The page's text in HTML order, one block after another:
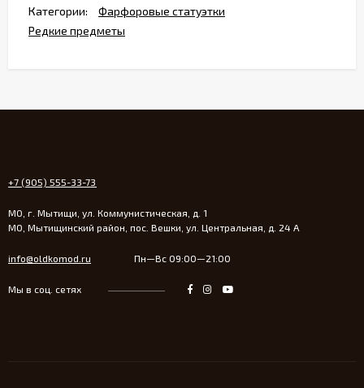
Категории:
Фарфоровые статуэтки
Редкие предметы
+7 (905) 555-33-73
МО, г. Мытищи, ул. Коммунистическая, д. 1
МО, Мытищинский район, пос. Вешки, ул. Центральная, д. 24 А
info@oldkomod.ru Пн—Вс 09:00—21:00
Мы в соц. сетях